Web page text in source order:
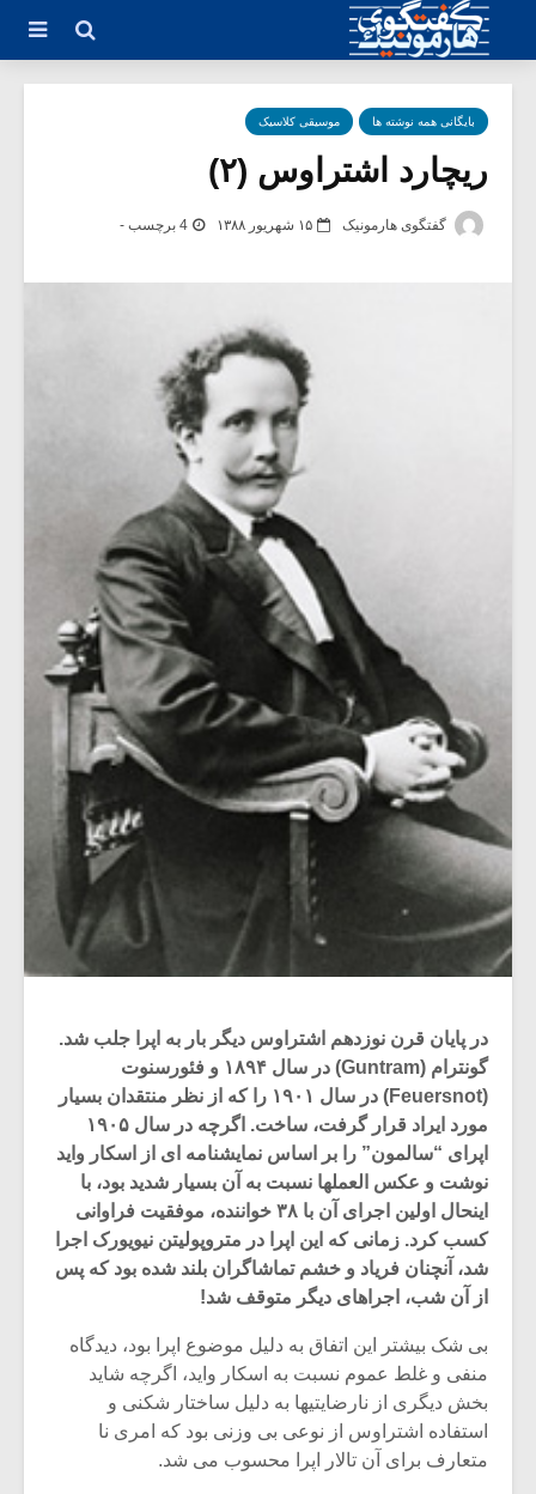
بایگانی همه نوشته ها موسیقی کلاسیک
ریچارد اشتراوس (۲)
گفتگوی هارمونیک ۱۵ شهریور ۱۳۸۸ 4 برچسب -
در پایان قرن نوزدهم اشتراوس دیگر بار به اپرا جلب شد.
گونترام (Guntram) در سال ۱۸۹۴ و فئورسنوت
(Feuersnot) در سال ۱۹۰۱ را که از نظر منتقدان بسیار
مورد ایراد قرار گرفت، ساخت. اگرچه در سال ۱۹۰۵
اپرای “سالمون” را بر اساس نمایشنامه ای از اسکار واید
نوشت و عکس العملها نسبت به آن بسیار شدید بود، با
اینحال اولین اجرای آن با ۳۸ خواننده، موفقیت فراوانی
کسب کرد. زمانی که این اپرا در متروپولیتن نیویورک اجرا
شد، آنچنان فریاد و خشم تماشاگران بلند شده بود که پس
از آن شب، اجراهای دیگر متوقف شد!
بی شک بیشتر این اتفاق به دلیل موضوع اپرا بود، دیدگاه
منفی و غلط عموم نسبت به اسکار واید، اگرچه شاید
بخش دیگری از نارضایتیها به دلیل ساختار شکنی و
استفاده اشتراوس از نوعی بی وزنی بود که امری نا
متعارف برای آن تالار اپرا محسوب می شد.
میکلوش روژا